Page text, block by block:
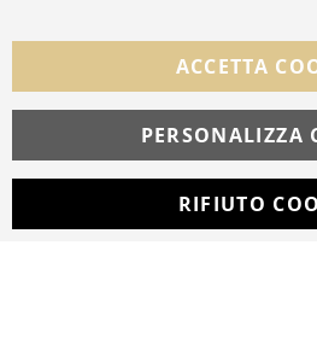
FOLLOW US ON
ACCETTA
PERSONALIZZA
RIFIUTO